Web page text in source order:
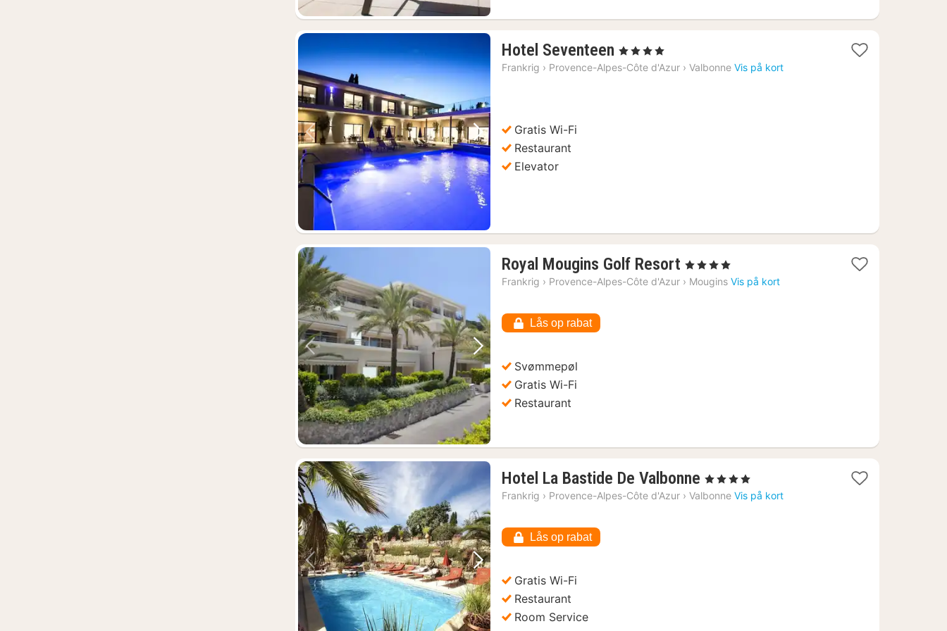
Forrige billede Næste billede
Hotel Seventeen 1
nat
, 4 Stjerner
Frankrig › Provence-Alpes-Côte d'Azur › Valbonne Vis på kort
Gratis Wi-Fi
Restaurant
Elevator
Forrige billede Næste billede
Royal Mougins Golf Resort 1
nat
, 4 Stjerner
Frankrig › Provence-Alpes-Côte d'Azur › Mougins Vis på kort
Lås op rabat
Svømmepøl
Gratis Wi-Fi
Restaurant
Forrige billede Næste billede
Hotel La Bastide De Valbonne 1
nat
, 4 Stjerner
Frankrig › Provence-Alpes-Côte d'Azur › Valbonne Vis på kort
Lås op rabat
Gratis Wi-Fi
Restaurant
Room Service